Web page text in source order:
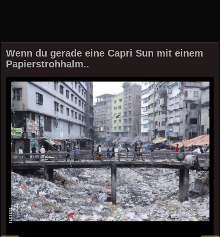
Wenn du gerade eine Capri Sun mit einem
Papierstrohhalm..